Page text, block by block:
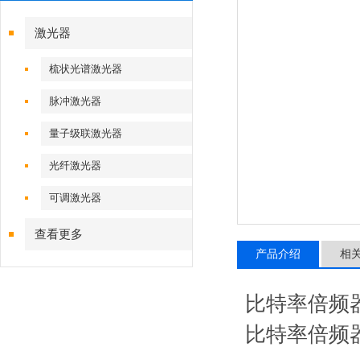
激光器
梳状光谱激光器
脉冲激光器
量子级联激光器
光纤激光器
可调激光器
查看更多
产品介绍 相
比特率倍频
比特率倍频